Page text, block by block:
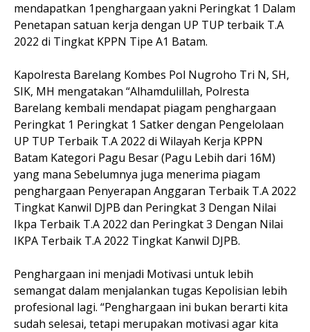
mendapatkan 1penghargaan yakni Peringkat 1 Dalam
Penetapan satuan kerja dengan UP TUP terbaik T.A
2022 di Tingkat KPPN Tipe A1 Batam.
Kapolresta Barelang Kombes Pol Nugroho Tri N, SH,
SIK, MH mengatakan “Alhamdulillah, Polresta
Barelang kembali mendapat piagam penghargaan
Peringkat 1 Peringkat 1 Satker dengan Pengelolaan
UP TUP Terbaik T.A 2022 di Wilayah Kerja KPPN
Batam Kategori Pagu Besar (Pagu Lebih dari 16M)
yang mana Sebelumnya juga menerima piagam
penghargaan Penyerapan Anggaran Terbaik T.A 2022
Tingkat Kanwil DJPB dan Peringkat 3 Dengan Nilai
Ikpa Terbaik T.A 2022 dan Peringkat 3 Dengan Nilai
IKPA Terbaik T.A 2022 Tingkat Kanwil DJPB.
Penghargaan ini menjadi Motivasi untuk lebih
semangat dalam menjalankan tugas Kepolisian lebih
profesional lagi. “Penghargaan ini bukan berarti kita
sudah selesai, tetapi merupakan motivasi agar kita